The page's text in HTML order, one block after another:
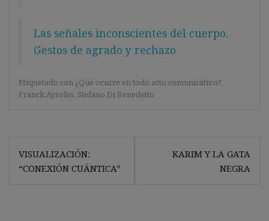
Las señales inconscientes del cuerpo.
Gestos de agrado y rechazo
Etiquetado con ¿Qué ocurre en todo acto comunicativo?,
Franck Ayroles, Stefano Di Benedetto
Navegación
de
VISUALIZACIÓN:
“CONEXIÓN CUÁNTICA”
KARIM Y LA GATA
NEGRA